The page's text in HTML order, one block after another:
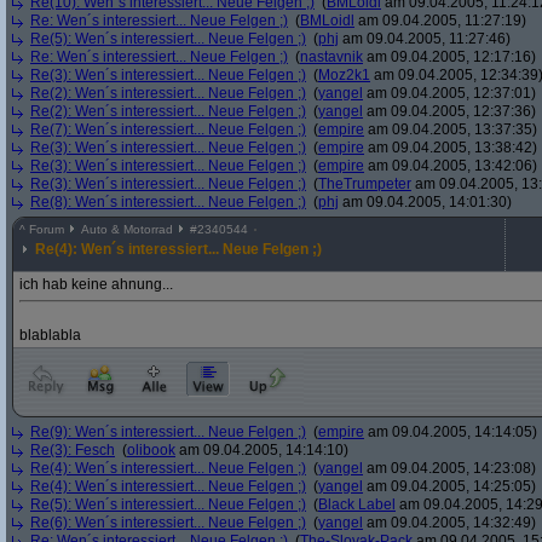
Re: Wen´s interessiert... Neue Felgen ;) (BMLoidl am 09.04.2005, 11:27:19)
Re(5): Wen´s interessiert... Neue Felgen ;) (phj am 09.04.2005, 11:27:46)
Re: Wen´s interessiert... Neue Felgen ;) (nastavnik am 09.04.2005, 12:17:16)
Re(3): Wen´s interessiert... Neue Felgen ;) (Moz2k1 am 09.04.2005, 12:34:39)
Re(2): Wen´s interessiert... Neue Felgen ;) (yangel am 09.04.2005, 12:37:01)
Re(2): Wen´s interessiert... Neue Felgen ;) (yangel am 09.04.2005, 12:37:36)
Re(7): Wen´s interessiert... Neue Felgen ;) (empire am 09.04.2005, 13:37:35)
Re(3): Wen´s interessiert... Neue Felgen ;) (empire am 09.04.2005, 13:38:42)
Re(3): Wen´s interessiert... Neue Felgen ;) (empire am 09.04.2005, 13:42:06)
Re(3): Wen´s interessiert... Neue Felgen ;) (TheTrumpeter am 09.04.2005,
Re(8): Wen´s interessiert... Neue Felgen ;) (phj am 09.04.2005, 14:01:30)
^ Forum Auto & Motorrad #2340544
Re(4): Wen´s interessiert... Neue Felgen ;)
ich hab keine ahnung...
blablabla
Re(9): Wen´s interessiert... Neue Felgen ;) (empire am 09.04.2005, 14:14:05)
Re(3): Fesch (olibook am 09.04.2005, 14:14:10)
Re(4): Wen´s interessiert... Neue Felgen ;) (yangel am 09.04.2005, 14:23:08)
Re(4): Wen´s interessiert... Neue Felgen ;) (yangel am 09.04.2005, 14:25:05)
Re(5): Wen´s interessiert... Neue Felgen ;) (Black Label am 09.04.2005,
Re(6): Wen´s interessiert... Neue Felgen ;) (yangel am 09.04.2005, 14:32:49)